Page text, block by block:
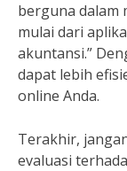
berguna dalam
mulai dari
akuntansi.”
dapat lebih
online Anda.
Terakhir,
evaluasi